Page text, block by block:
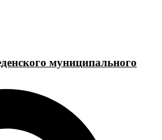
муниципального